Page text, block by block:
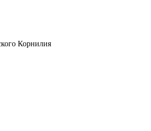
Корнилия